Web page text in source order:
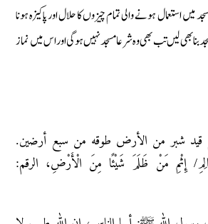
میں استعمال ہونے والی تمام چیزوں کا حلال اور پاکیزہ ہونا
بنا بھی لیں تب بھی وہ شرعا مسجد نہیں ہوگی اور اس میں نماز
قيد شبر من الأرض طوقه من سبع أرضين.
إِثْمِ مَنْ ظَلَمَ شَيْئًا مِنَ الْأَرْضِ، الرقم: